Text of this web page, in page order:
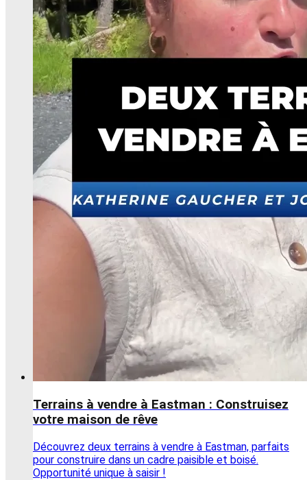
Terrains à vendre à Eastman : Construisez
votre maison de rêve
Découvrez deux terrains à vendre à Eastman, parfaits
pour construire dans un cadre paisible et boisé.
Opportunité unique à saisir !